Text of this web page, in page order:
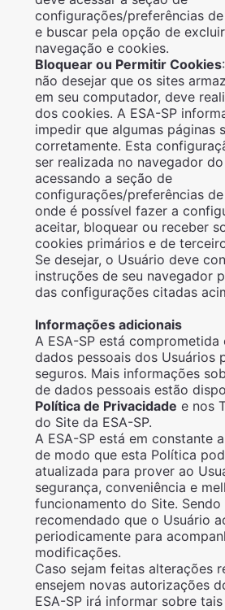
configurações/preferências
e buscar pela opção de
navegação e cookies.
Bloquear ou Permitir Cookies
não desejar que os sites
em seu computador, deve
dos cookies. A ESA-SP
impedir que algumas páginas
corretamente. Esta
ser realizada no navegador
acessando a seção de
configurações/preferências
onde é possível fazer a
aceitar, bloquear ou receber
cookies primários e de
Se desejar, o Usuário deve
instruções de seu navegador
das configurações citadas
Informações adicionais
A ESA-SP está comprometida
dados pessoais dos Usuários
seguros. Mais informações
de dados pessoais estão
Política de Privacidade e nos
do Site da ESA-SP.
A ESA-SP está em constante
de modo que esta Política
atualizada para prover ao
segurança, conveniência e
funcionamento do Site. Sendo
recomendado que o Usuário
periodicamente para
modificações.
Caso sejam feitas alterações
ensejem novas autorizações
ESA-SP irá informar sobre